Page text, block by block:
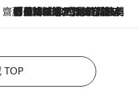
齋藤 薫 美容脳ルネサンス
2026.8.6
「荷物が増えるほど旅ストレスは増す」美容ジャーナリストがたどり着いた最終結論。“化粧品を劇的に減らす”感動の凝縮美容とは
TOP